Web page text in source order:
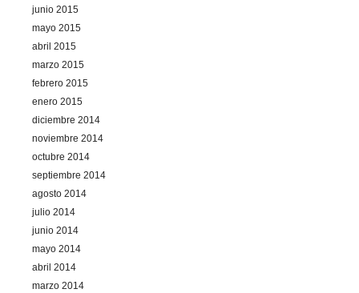
junio 2015
mayo 2015
abril 2015
marzo 2015
febrero 2015
enero 2015
diciembre 2014
noviembre 2014
octubre 2014
septiembre 2014
agosto 2014
julio 2014
junio 2014
mayo 2014
abril 2014
marzo 2014